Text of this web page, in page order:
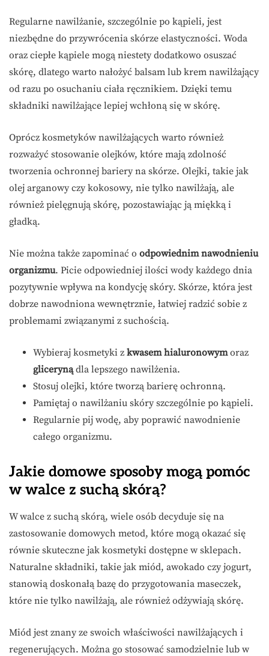
Regularne nawilżanie, szczególnie po kąpieli, jest
niezbędne do przywrócenia skórze elastyczności. Woda
oraz ciepłe kąpiele mogą niestety dodatkowo osuszać
skórę, dlatego warto nałożyć balsam lub krem nawilżający
od razu po osuchaniu ciała ręcznikiem. Dzięki temu
składniki nawilżające lepiej wchłoną się w skórę.
Oprócz kosmetyków nawilżających warto również
rozważyć stosowanie olejków, które mają zdolność
tworzenia ochronnej bariery na skórze. Olejki, takie jak
olej arganowy czy kokosowy, nie tylko nawilżają, ale
również pielęgnują skórę, pozostawiając ją miękką i
gładką.
Nie można także zapominać o odpowiednim nawodnieniu
organizmu. Picie odpowiedniej ilości wody każdego dnia
pozytywnie wpływa na kondycję skóry. Skórze, która jest
dobrze nawodniona wewnętrznie, łatwiej radzić sobie z
problemami związanymi z suchością.
Wybieraj kosmetyki z kwasem hialuronowymoraz
glicerynądla lepszego nawilżenia.
Stosuj olejki, które tworzą barierę ochronną.
Pamiętaj o nawilżaniu skóry szczególnie po kąpieli.
Regularnie pij wodę, aby poprawić nawodnienie
całego organizmu.
Jakie domowe sposoby mogą pomóc
w walce z suchą skórą?
W walce z suchą skórą, wiele osób decyduje się na
zastosowanie domowych metod, które mogą okazać się
równie skuteczne jak kosmetyki dostępne w sklepach.
Naturalne składniki, takie jak miód, awokado czy jogurt,
stanowią doskonałą bazę do przygotowania maseczek,
które nie tylko nawilżają, ale również odżywiają skórę.
Miód jest znany ze swoich właściwości nawilżających i
regenerujących. Można go stosować samodzielnie lub w